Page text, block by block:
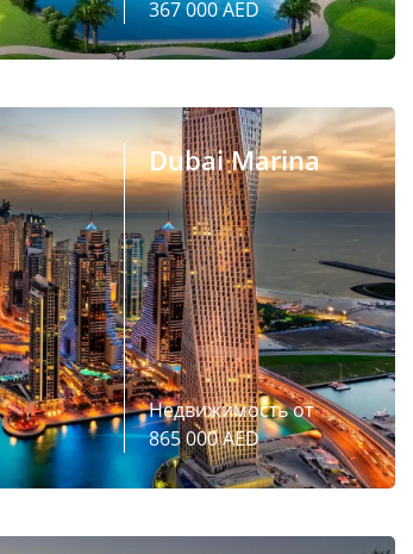
367 000 AED
Dubai Marina
Недвижимость от
865 000 AED